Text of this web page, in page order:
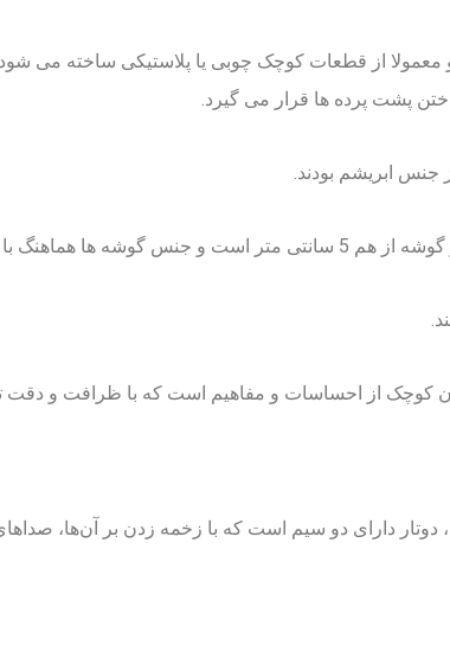
از قطعات کوچک چوبی یا پلاستیکی ساخته می شود.
پشت پرده ها قرار می گیرد.
جنس ابریشم بودند.
چوب درخت زرد آلو است.
کوچک از احساسات و مفاهیم است که با ظرافت و
دوتار دارای دو سیم است که با زخمه زدن بر آن‌ها،